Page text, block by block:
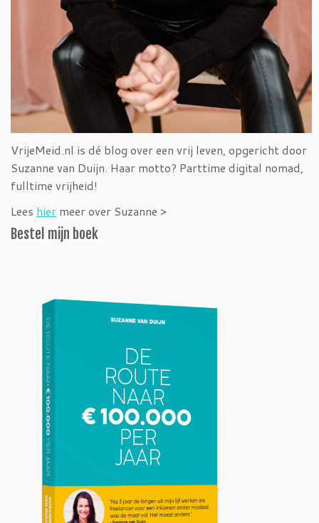
VrijeMeid.nl is dé blog over een vrij leven, opgericht door
Suzanne van Duijn. Haar motto? Parttime digital nomad,
fulltime vrijheid!
Lees hier meer over Suzanne >
Bestel mijn boek